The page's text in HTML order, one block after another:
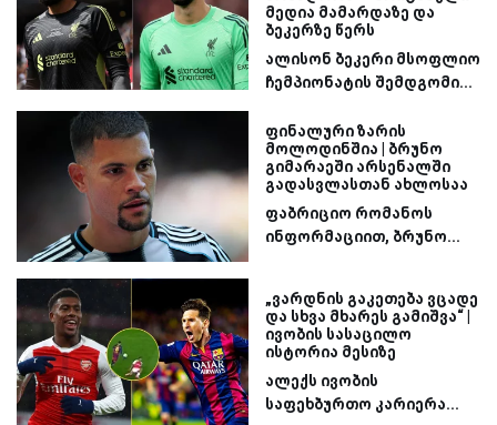
მედია მამარდაზე და
ბეკერზე წერს
ალისონ ბეკერი მსოფლიო
ჩემპიონატის შემდგომი...
ფინალური ზარის
მოლოდინშია | ბრუნო
გიმარაეში არსენალში
გადასვლასთან ახლოსაა
ფაბრიციო რომანოს
ინფორმაციით, ბრუნო...
„ვარდნის გაკეთება ვცადე
და სხვა მხარეს გამიშვა“ |
ივობის სასაცილო
ისტორია მესიზე
ალექს ივობის
საფეხბურთო კარიერა...